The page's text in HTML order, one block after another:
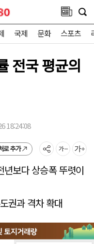
국제 문화 스포츠
전국 평균의
18:24:08
로 추가
보다 상승폭 뚜렷이
권과 격차 확대